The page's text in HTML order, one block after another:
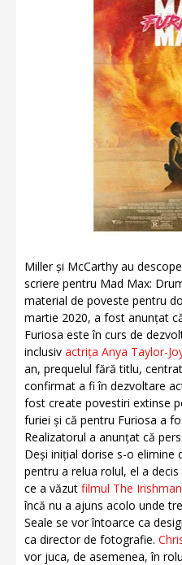
Miller și McCarthy au
scriere pentru Mad Max:
material de poveste pentru
martie 2020, a fost anunțat
Furiosa este în curs de
inclusiv actrița Anya Taylor-
an, prequelul fără titlu,
confirmat a fi în dezvoltare
fost create povestiri extinse
furiei și că pentru Furiosa a
Realizatorul a anunțat că
Deși inițial dorise s-o elimine
pentru a relua rolul, el a
ce a văzut filmul The Irishman
încă nu a ajuns acolo unde
Seale se vor întoarce ca
ca director de fotografie.
vor juca, de asemenea, în